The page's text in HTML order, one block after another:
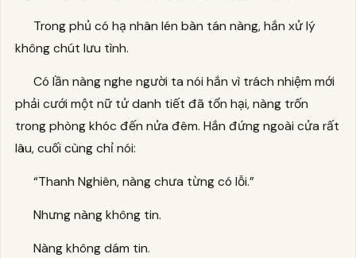
Trong phủ có hạ nhân lén bàn tán nàng, hắn xử lý
không chút lưu tình.
Có lần nàng nghe người ta nói hắn vì trách nhiệm mới
phải cưới một nữ tử danh tiết đã tổn hại, nàng trốn
trong phòng khóc đến nửa đêm. Hắn đứng ngoài cửa rất
lâu, cuối cùng chỉ nói:
“Thanh Nghiên, nàng chưa từng có lỗi.”
Nhưng nàng không tin.
Nàng không dám tin.